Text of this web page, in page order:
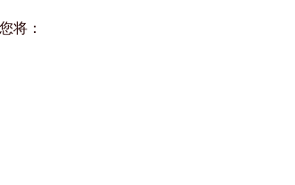
将：